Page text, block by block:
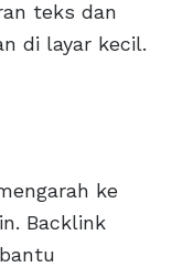
teks dan
di layar kecil.
ke
Backlink